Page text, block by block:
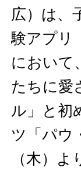
広）は、
験アプリ
において
たちに愛
ル」と初
ツ「パウ
（木）よ